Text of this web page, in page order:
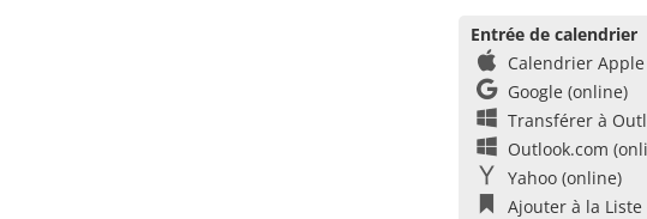
Entrée de calendrier
Calendrier Apple
Google (online)
Transférer à
Outlook.com
Yahoo (online)
Ajouter à la Liste